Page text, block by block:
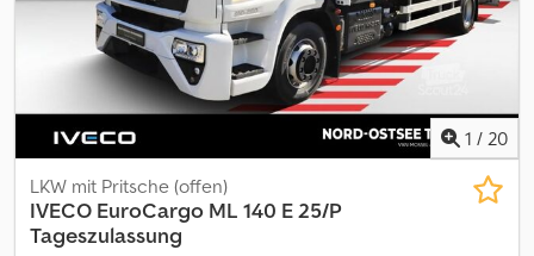
1 / 20
LKW mit Pritsche (offen)
IVECO EuroCargo ML 140 E 25/P
Tageszulassung